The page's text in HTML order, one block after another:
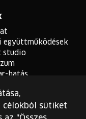
együttműködések
studio
hatás
célokból sütiket